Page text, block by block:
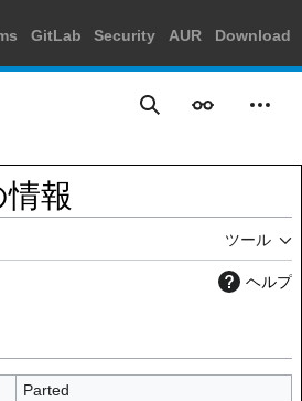
GitLab Security AUR Download
検索 表示 個人
情報
ツール
ヘルプ
Parted